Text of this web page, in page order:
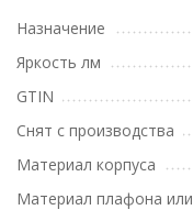
Назначение
Яркость лм
GTIN
Снят с производства
Материал корпуса
Материал плафона или